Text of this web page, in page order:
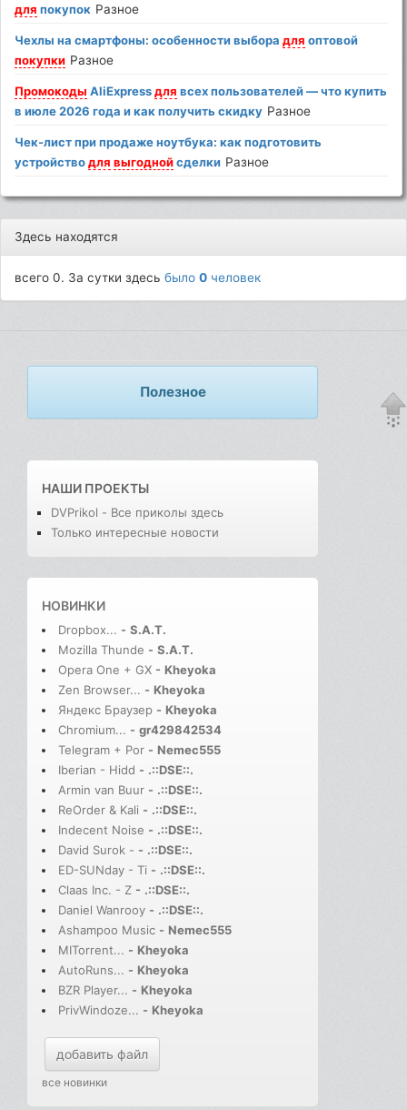
для покупок Разное
Чехлы на смартфоны: особенности выборадля оптовой
покупки Разное
Промокоды AliExpressдля всех пользователей — что купить
в июле 2026 года и как получить скидку Разное
Чек-лист при продаже ноутбука: как подготовить
устройстводля выгоднойсделки Разное
Здесь находятся
всего 0. За сутки здесьбыло0 человек
Полезное
НАШИ ПРОЕКТЫ
DVPrikol - Все приколы здесь
Только интересные новости
НОВИНКИ
Dropbox... - S.A.T.
Mozilla Thunde - S.A.T.
Opera One + GX - Kheyoka
Zen Browser... - Kheyoka
Яндекс Браузер - Kheyoka
Chromium... - gr429842534
Telegram + Por - Nemec555
Iberian - Hidd - .::DSE::.
Armin van Buur - .::DSE::.
ReOrder & Kali - .::DSE::.
Indecent Noise - .::DSE::.
David Surok - - .::DSE::.
ED-SUNday - Ti - .::DSE::.
Claas Inc. - Z - .::DSE::.
Daniel Wanrooy - .::DSE::.
Ashampoo Music - Nemec555
MITorrent... - Kheyoka
AutoRuns... - Kheyoka
BZR Player... - Kheyoka
PrivWindoze... - Kheyoka
добавить файл
все новинки